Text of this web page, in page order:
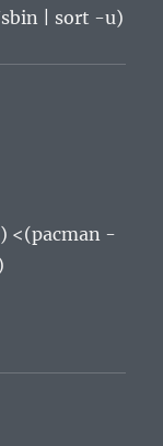
| sort -u)
<(pacman -